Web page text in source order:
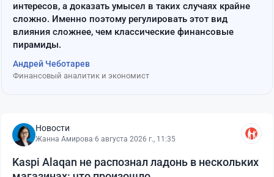
интересов, а доказать умысел в таких случаях крайне
сложно. Именно поэтому регулировать этот вид
влияния сложнее, чем классические финансовые
пирамиды.
Андрей Чеботарев
Финансовый аналитик и экономист
Новости
Жанна Амирова·6 августа 2026 г., 11:35
Kaspi Alaqan не распознал ладонь в нескольких